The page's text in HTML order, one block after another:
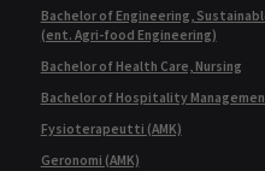
Bachelor of Engineering,
(ent. Agri-food Engineering)
Bachelor of Health Care, Nursing
Bachelor of Hospitality
Fysioterapeutti (AMK)
Geronomi (AMK)